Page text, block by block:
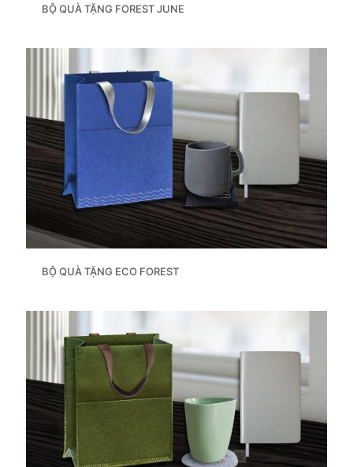
BỘ QUÀ TẶNG FOREST JUNE
BỘ QUÀ TẶNG ECO FOREST